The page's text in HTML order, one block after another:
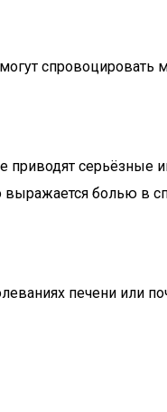
приводят серьёзные
выражается болью в
печени или